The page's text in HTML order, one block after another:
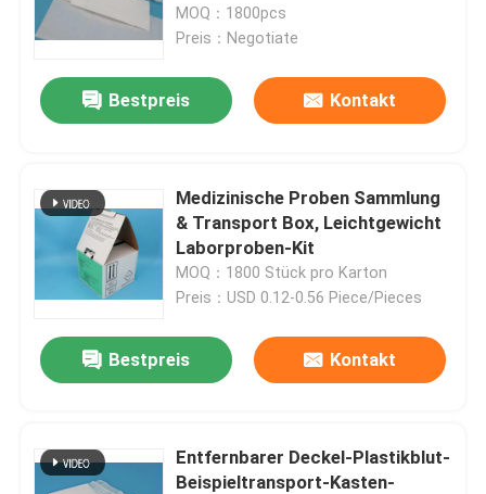
reinigen
MOQ：1800pcs
Preis：Negotiate
Bestpreis Kontakt
Medizinische Proben Sammlung
& Transport Box, Leichtgewicht
Laborproben-Kit
MOQ：1800 Stück pro Karton
Preis：USD 0.12-0.56 Piece/Pieces
Bestpreis Kontakt
Entfernbarer Deckel-Plastikblut-
Beispieltransport-Kasten-